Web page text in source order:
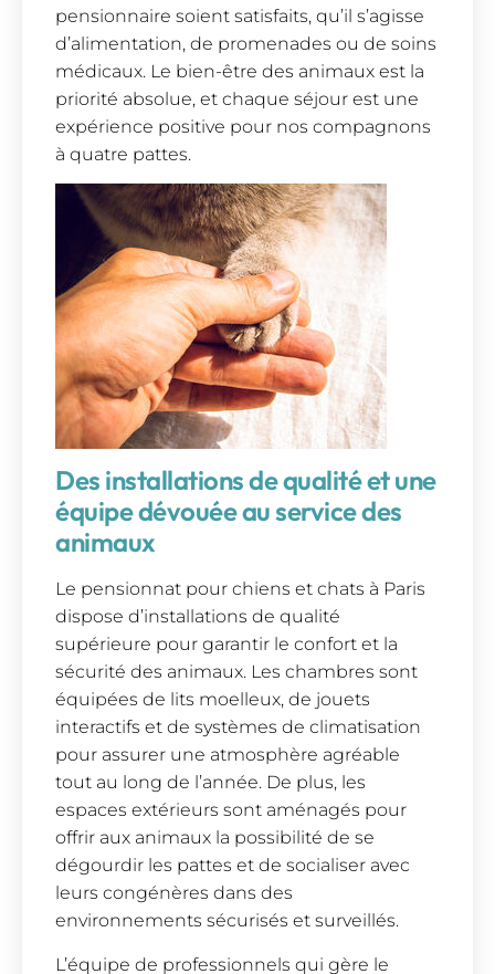
pensionnaire soient satisfaits, qu’il s’agisse
d’alimentation, de promenades ou de soins
médicaux. Le bien-être des animaux est la
priorité absolue, et chaque séjour est une
expérience positive pour nos compagnons
à quatre pattes.
Des installations de qualité et une
équipe dévouée au service des
animaux
Le pensionnat pour chiens et chats à Paris
dispose d’installations de qualité
supérieure pour garantir le confort et la
sécurité des animaux. Les chambres sont
équipées de lits moelleux, de jouets
interactifs et de systèmes de climatisation
pour assurer une atmosphère agréable
tout au long de l’année. De plus, les
espaces extérieurs sont aménagés pour
offrir aux animaux la possibilité de se
dégourdir les pattes et de socialiser avec
leurs congénères dans des
environnements sécurisés et surveillés.
L’équipe de professionnels qui gère le